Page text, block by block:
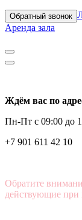
Обратный звонок
Аренда зала
Ждём вас по
Пн-Пт с 09:00 до
+7 901 611 42 10
Обратите
действующие при